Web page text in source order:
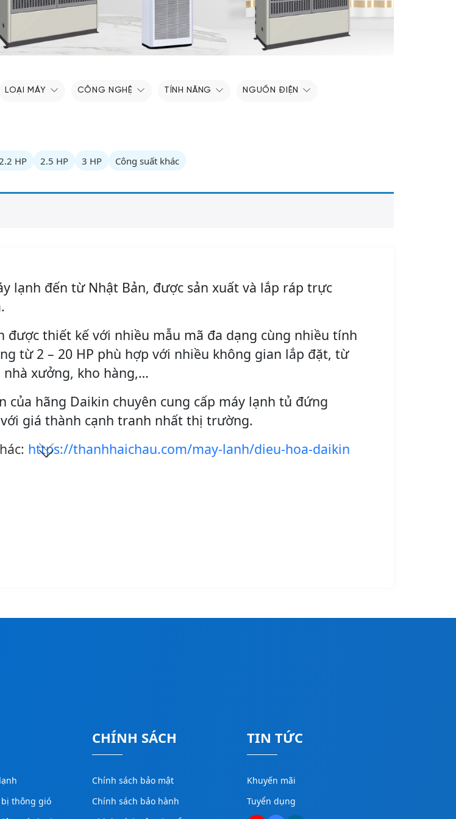
LOẠI MÁY CÔNG NGHỆ TÍNH NĂNG NGUỒN ĐIỆN
2.2 HP 2.5 HP 3 HP Công suất khác
lạnh đến từ Nhật Bản, được sản xuất và lắp ráp trực
được thiết kế với nhiều mẫu mã đa dạng cùng nhiều tính
từ 2 – 20 HP phù hợp với nhiều không gian lắp đặt, từ
nhà xưởng, kho hàng,…
của hãng Daikin chuyên cung cấp máy lạnh tủ đứng
giá thành cạnh tranh nhất thị trường.
https://thanhhaichau.com/may-lanh/dieu-hoa-daikin
bị thông gió
CHÍNH SÁCH
Chính sách bảo mật
Chính sách bảo hành
TIN TỨC
Khuyến mãi
Tuyển dụng